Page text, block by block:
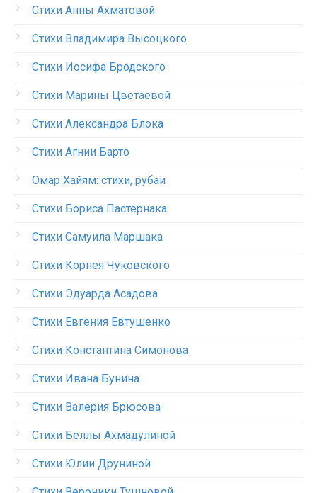
Стихи Анны Ахматовой
Стихи Владимира Высоцкого
Стихи Иосифа Бродского
Стихи Марины Цветаевой
Стихи Александра Блока
Стихи Агнии Барто
Омар Хайям: стихи, рубаи
Стихи Бориса Пастернака
Стихи Самуила Маршака
Стихи Корнея Чуковского
Стихи Эдуарда Асадова
Стихи Евгения Евтушенко
Стихи Константина Симонова
Стихи Ивана Бунина
Стихи Валерия Брюсова
Стихи Беллы Ахмадулиной
Стихи Юлии Друниной